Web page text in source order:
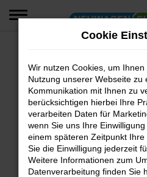
Zum
Fehler: Network Error
Beim Laden ist ein Fehler
Hier sind ein paar Tipps, die
Überprüfe deine
Internetverbindung.
Laden andere
Suchmaschine?
Cookie
Wir nutzen Cookies, um
Nutzung unserer Webseite
Kommunikation mit Ihnen zu
berücksichtigen hierbei Ihre
verarbeiten Daten für
wenn Sie uns Ihre
einem späteren Zeitpunkt
Sie die Einwilligung jederzeit
Weitere Informationen zum
Datenverarbeitung finden Sie